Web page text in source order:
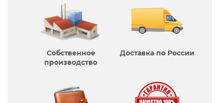
Собственное
производcтво
Доставка по России